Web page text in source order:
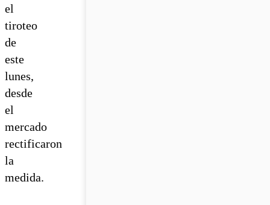
el
tiroteo
de
este
lunes,
desde
el
mercado
rectificaron
la
medida.